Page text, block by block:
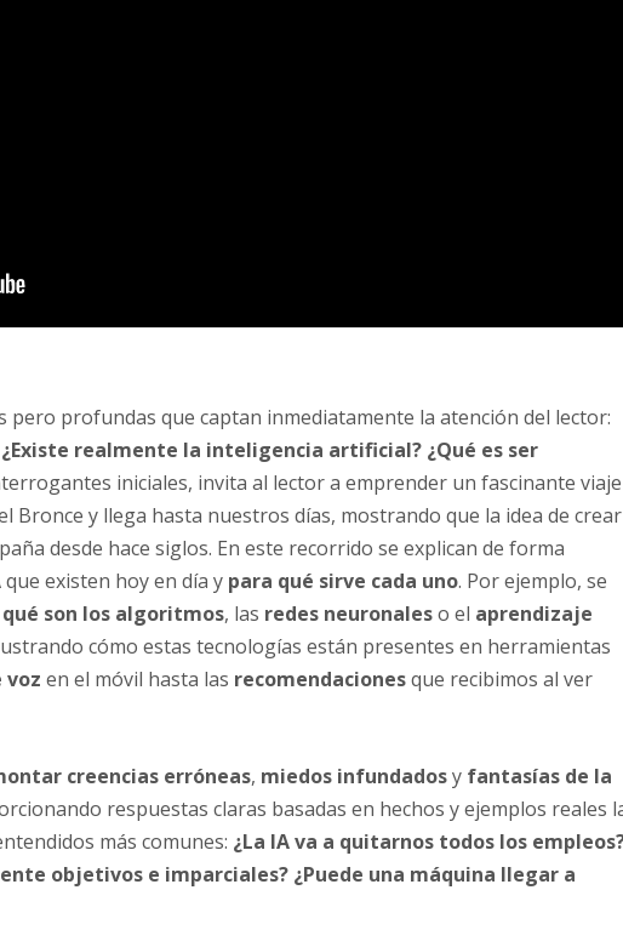
pero profundas que captan inmediatamente la atención del lector:
¿Existe realmente la inteligencia artificial? ¿Qué es ser
iniciales, invita al lector a emprender un fascinante viaje
Bronce y llega hasta nuestros días, mostrando que la idea de crear
desde hace siglos. En este recorrido se explican de forma
que existen hoy en día y para qué sirve cada uno. Por ejemplo, se
qué son los algoritmos, las redes neuronaleso el aprendizaje
cómo estas tecnologías están presentes en herramientas
voz en el móvil hasta las recomendacionesque recibimos al ver
creencias erróneas, miedos infundadosy fantasías de la
respuestas claras basadas en hechos y ejemplos reales
más comunes: ¿La IA va a quitarnos todos los
objetivos e imparciales? ¿Puede una máquina llegar a